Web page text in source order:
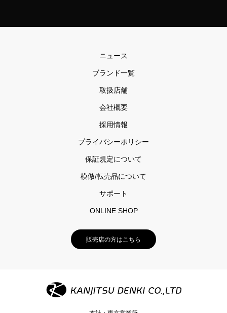
ニュース
ブランド一覧
取扱店舗
会社概要
採用情報
プライバシーポリシー
保証規定について
模倣/転売品について
サポート
ONLINE SHOP
販売店の方はこちら